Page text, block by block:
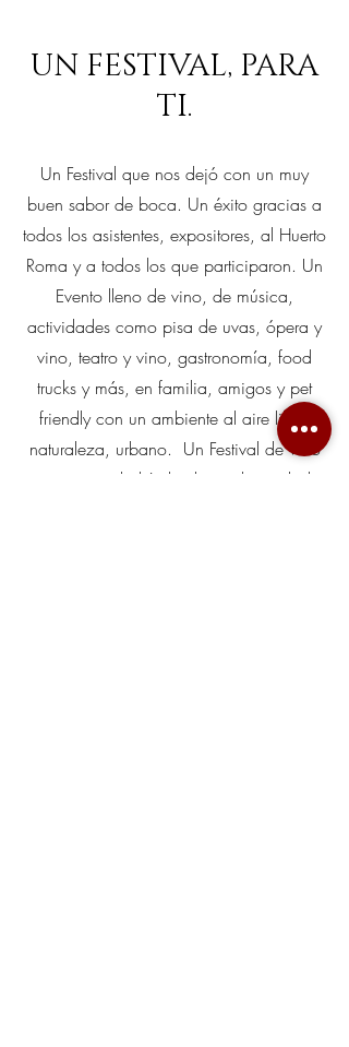
UN FESTIVAL, PARA
TI.
Un Festival que nos dejó con un muy
buen sabor de boca. Un éxito gracias a
todos los asistentes, expositores, al Huerto
Roma y a todos los que participaron. Un
Evento lleno de vino, de música,
actividades como pisa de uvas, ópera y
vino, teatro y vino, gastronomía, food
trucks y más, en familia, amigos y pet
friendly con un ambiente al aire libre,
naturaleza, urbano. Un Festival de Vino
como no se había hecho en la ciudad.